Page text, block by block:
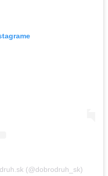
(@dobrodruh_sk)